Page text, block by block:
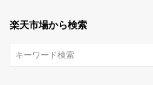
楽天市場から検索